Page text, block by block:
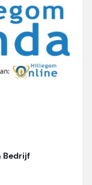
Bedrijf